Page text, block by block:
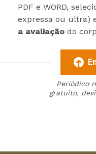
PDF e WORD,
expressa ou ultra)
a avaliação do
Periódico
gratuito,